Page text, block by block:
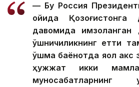
— Бу Россия
ойида Қозоғистонга
давомида
қўшничиликнинг етти
қўшма баёнотда яққол
ҳужжат икки
муносабатларнинг